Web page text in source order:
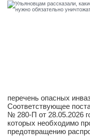
перечень опасных
Соответствующее
№ 280-П от 28.05.2026
которых необходимо
предотвращению